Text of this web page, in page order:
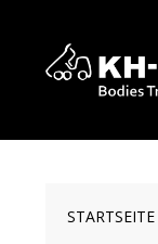
STARTSEITE